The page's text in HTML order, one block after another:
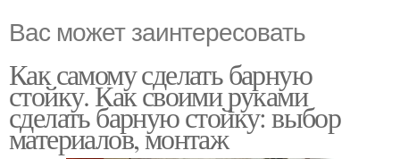
Вас может заинтересовать
Как самому сделать барную
стойку. Как своими руками
сделать барную стойку: выбор
материалов, монтаж